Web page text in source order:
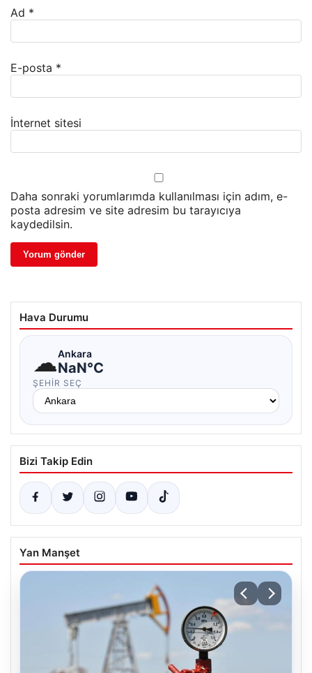
Ad *
E-posta *
İnternet sitesi
Daha sonraki yorumlarımda kullanılması için adım, e-
posta adresim ve site adresim bu tarayıcıya
kaydedilsin.
Hava Durumu
☁Ankara
NaN°C
ŞEHIR SEÇ
Bizi Takip Edin
Yan Manşet